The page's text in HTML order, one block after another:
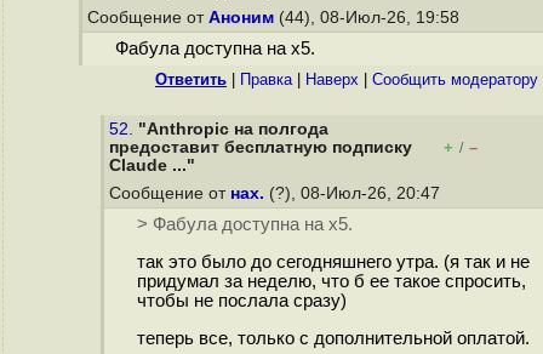
Сообщение от Аноним (44), 08-Июл-26, 19:58
Фабула доступна на x5.
Ответить Правка| Наверх Cообщить модератору
52. "Anthropic на полгода
предоставит бесплатную подписку
Claude ..."
+ / –
Сообщение от нах. (?), 08-Июл-26, 20:47
> Фабула доступна на x5.
так это было до сегодняшнего утра. (я так и не
придумал за неделю, что б ее такое спросить,
чтобы не послала сразу)
теперь все, только с дополнительной оплатой.